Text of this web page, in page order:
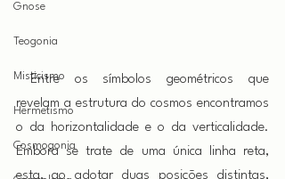
Gnose
Teogonia
Misticismo
Hermetismo
Cosmogonia
Entre os símbolos geométricos que
revelam a estrutura do cosmos encontramos
o da horizontalidade e o da verticalidade.
Embora se trate de uma única linha reta,
esta, ao adotar duas posições distintas,